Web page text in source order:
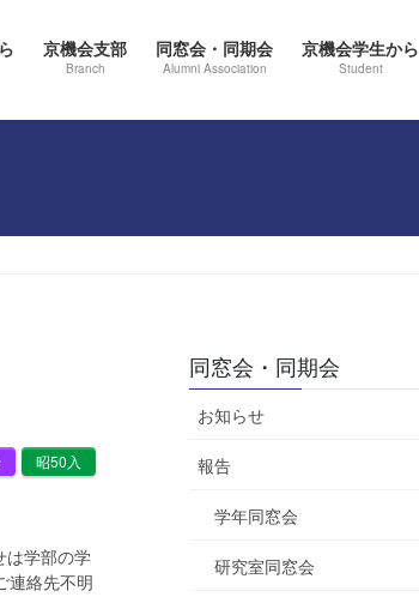
京機会支部
Branch
同窓会・同期会
Alumni Association
京機会学生から
Student
昭50入
は学部の学
連絡先不明
同窓会・同期会
お知らせ
報告
学年同窓会
研究室同窓会